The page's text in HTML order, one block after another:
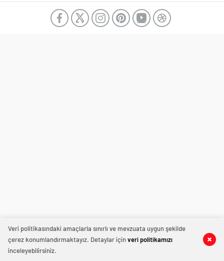
Veri politikasındaki amaçlarla sınırlı ve mevzuata uygun şekilde
çerez konumlandırmaktayız. Detaylar içinveri politikamızı
inceleyebilirsiniz.